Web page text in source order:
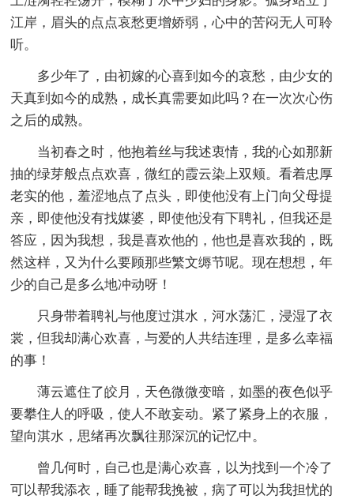
江岸，眉头的点点哀愁更增娇弱，心中的苦闷无人可聆
听。
多少年了，由初嫁的心喜到如今的哀愁，由少女的
天真到如今的成熟，成长真需要如此吗？在一次次心伤
之后的成熟。
当初春之时，他抱着丝与我述衷情，我的心如那新
抽的绿芽般点点欢喜，微红的霞云染上双颊。看着忠厚
老实的他，羞涩地点了点头，即使他没有上门向父母提
亲，即使他没有找媒婆，即使他没有下聘礼，但我还是
答应，因为我想，我是喜欢他的，他也是喜欢我的，既
然这样，又为什么要顾那些繁文缛节呢。现在想想，年
少的自己是多么地冲动呀！
只身带着聘礼与他度过淇水，河水荡汇，浸湿了衣
裳，但我却满心欢喜，与爱的人共结连理，是多么幸福
的事！
薄云遮住了皎月，天色微微变暗，如墨的夜色似乎
要攀住人的呼吸，使人不敢妄动。紧了紧身上的衣服，
望向淇水，思绪再次飘往那深沉的记忆中。
曾几何时，自己也是满心欢喜，以为找到一个冷了
可以帮我添衣，睡了能帮我挽被，病了可以为我担忧的